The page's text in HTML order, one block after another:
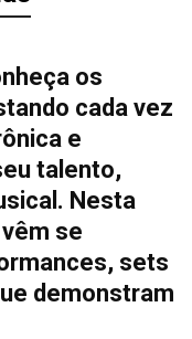
os
cada vez
e
talento,
Nesta
se
sets
demonstram